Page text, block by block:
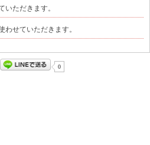
いただきます。
せていただきます。
0